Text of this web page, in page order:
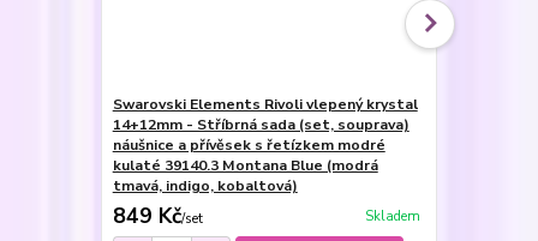
Swarovski Elements Rivoli vlepený krystal
14+12mm - Stříbrná sada (set, souprava)
náušnice a přívěsek s řetízkem modré
kulaté 39140.3 Montana Blue (modrá
tmavá, indigo, kobaltová)
849 Kč/set Skladem